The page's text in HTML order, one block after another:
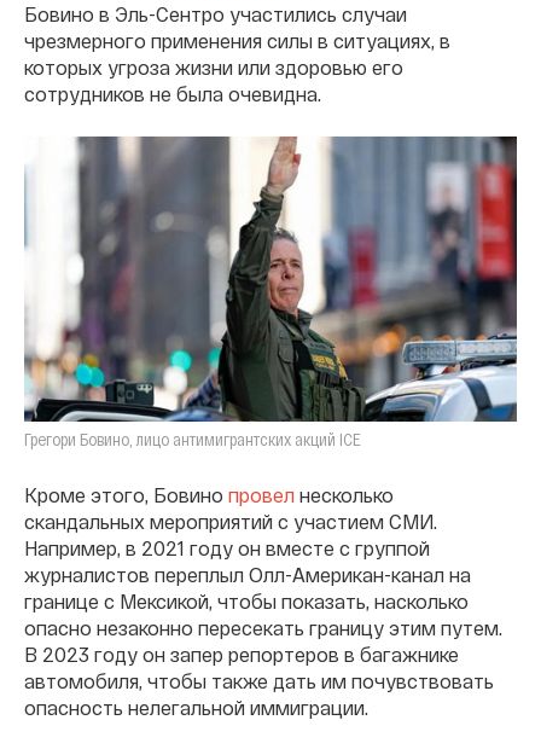
Бовино в Эль-Сентро участились случаи
чрезмерного применения силы в ситуациях, в
которых угроза жизни или здоровью его
сотрудников не была очевидна.
Грегори Бовино, лицо антимигрантских акций ICE
Кроме этого, Бовино провел несколько
скандальных мероприятий с участием СМИ.
Например, в 2021 году он вместе с группой
журналистов переплыл Олл-Американ-канал на
границе с Мексикой, чтобы показать, насколько
опасно незаконно пересекать границу этим путем.
В 2023 году он запер репортеров в багажнике
автомобиля, чтобы также дать им почувствовать
опасность нелегальной иммиграции.